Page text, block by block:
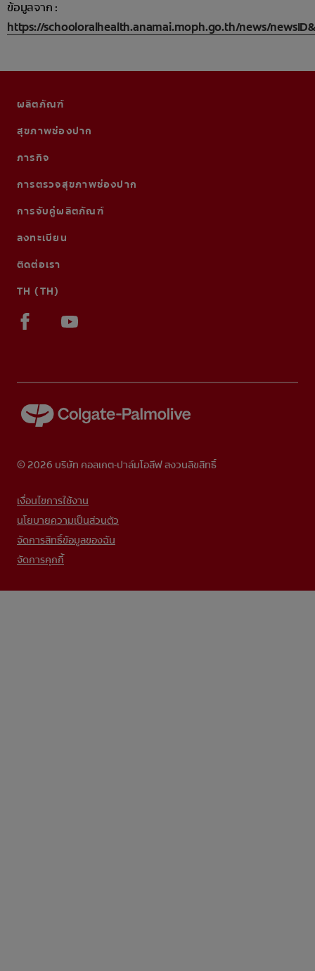
ข้อมูลจาก :
https://schooloralhealth.anamai.moph.go.th/news/
ผลิตภัณฑ์
สุขภาพช่องปาก
ภารกิจ
การตรวจสุขภาพช่องปาก
การจับคู่ผลิตภัณฑ์
ลงทะเบียน
ติดต่อเรา
TH (TH)
© 2026 บริษัท คอลเกต-ปาล์มโอลีฟ สงวนลิขสิทธิ์
เงื่อนไขการใช้งาน
นโยบายความเป็นส่วนตัว
จัดการสิทธิ์ข้อมูลของฉัน
จัดการคุกกี้